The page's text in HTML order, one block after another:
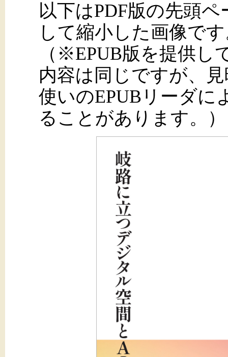
以下はPDF版の先頭
して縮小した画像で
（※EPUB版を提供し
内容は同じですが、
使いのEPUBリーダに
ることがあります。）